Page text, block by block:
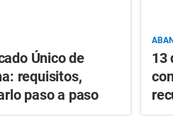
Único de
requisitos,
paso a paso
13